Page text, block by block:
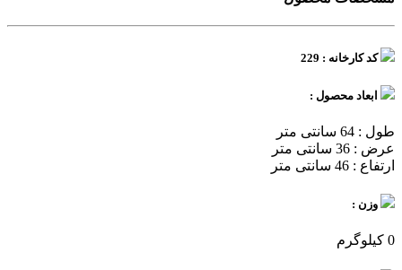
کد کارخانه : 229
ابعاد محصول :
طول : 64 سانتی متر
عرض : 36 سانتی متر
ارتفاع : 46 سانتی متر
وزن :
0 کیلوگرم